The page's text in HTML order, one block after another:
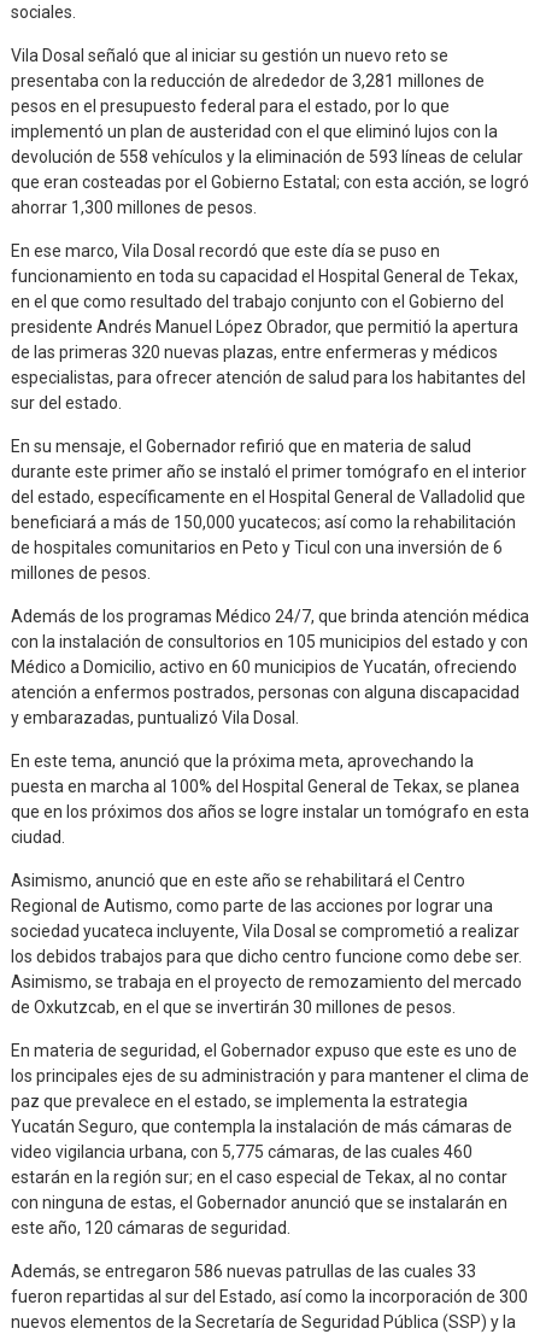
sociales.
Vila Dosal señaló que al iniciar su gestión un nuevo reto se
presentaba con la reducción de alrededor de 3,281 millones de
pesos en el presupuesto federal para el estado, por lo que
implementó un plan de austeridad con el que eliminó lujos con la
devolución de 558 vehículos y la eliminación de 593 líneas de celular
que eran costeadas por el Gobierno Estatal; con esta acción, se logró
ahorrar 1,300 millones de pesos.
En ese marco, Vila Dosal recordó que este día se puso en
funcionamiento en toda su capacidad el Hospital General de Tekax,
en el que como resultado del trabajo conjunto con el Gobierno del
presidente Andrés Manuel López Obrador, que permitió la apertura
de las primeras 320 nuevas plazas, entre enfermeras y médicos
especialistas, para ofrecer atención de salud para los habitantes del
sur del estado.
En su mensaje, el Gobernador refirió que en materia de salud
durante este primer año se instaló el primer tomógrafo en el interior
del estado, específicamente en el Hospital General de Valladolid que
beneficiará a más de 150,000 yucatecos; así como la rehabilitación
de hospitales comunitarios en Peto y Ticul con una inversión de 6
millones de pesos.
Además de los programas Médico 24/7, que brinda atención médica
con la instalación de consultorios en 105 municipios del estado y con
Médico a Domicilio, activo en 60 municipios de Yucatán, ofreciendo
atención a enfermos postrados, personas con alguna discapacidad
y embarazadas, puntualizó Vila Dosal.
En este tema, anunció que la próxima meta, aprovechando la
puesta en marcha al 100% del Hospital General de Tekax, se planea
que en los próximos dos años se logre instalar un tomógrafo en esta
ciudad.
Asimismo, anunció que en este año se rehabilitará el Centro
Regional de Autismo, como parte de las acciones por lograr una
sociedad yucateca incluyente, Vila Dosal se comprometió a realizar
los debidos trabajos para que dicho centro funcione como debe ser.
Asimismo, se trabaja en el proyecto de remozamiento del mercado
de Oxkutzcab, en el que se invertirán 30 millones de pesos.
En materia de seguridad, el Gobernador expuso que este es uno de
los principales ejes de su administración y para mantener el clima de
paz que prevalece en el estado, se implementa la estrategia
Yucatán Seguro, que contempla la instalación de más cámaras de
video vigilancia urbana, con 5,775 cámaras, de las cuales 460
estarán en la región sur; en el caso especial de Tekax, al no contar
con ninguna de estas, el Gobernador anunció que se instalarán en
este año, 120 cámaras de seguridad.
Además, se entregaron 586 nuevas patrullas de las cuales 33
fueron repartidas al sur del Estado, así como la incorporación de 300
nuevos elementos de la Secretaría de Seguridad Pública (SSP) y la